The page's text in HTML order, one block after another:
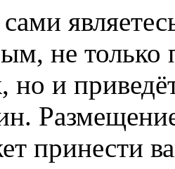
не только
но и
принести